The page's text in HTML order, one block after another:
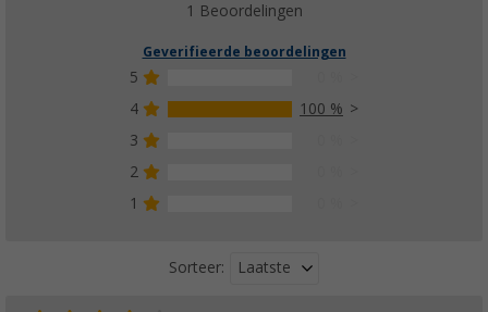
1 Beoordelingen
Geverifieerde beoordelingen
5
4
100 %
3
2
1
Sorteer: Laatste